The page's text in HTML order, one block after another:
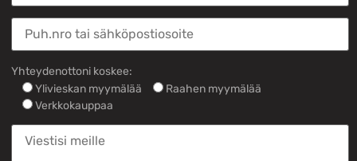
Yhteydenottoni koskee:
Ylivieskan myymälää
Raahen myymälää
Verkkokauppaa